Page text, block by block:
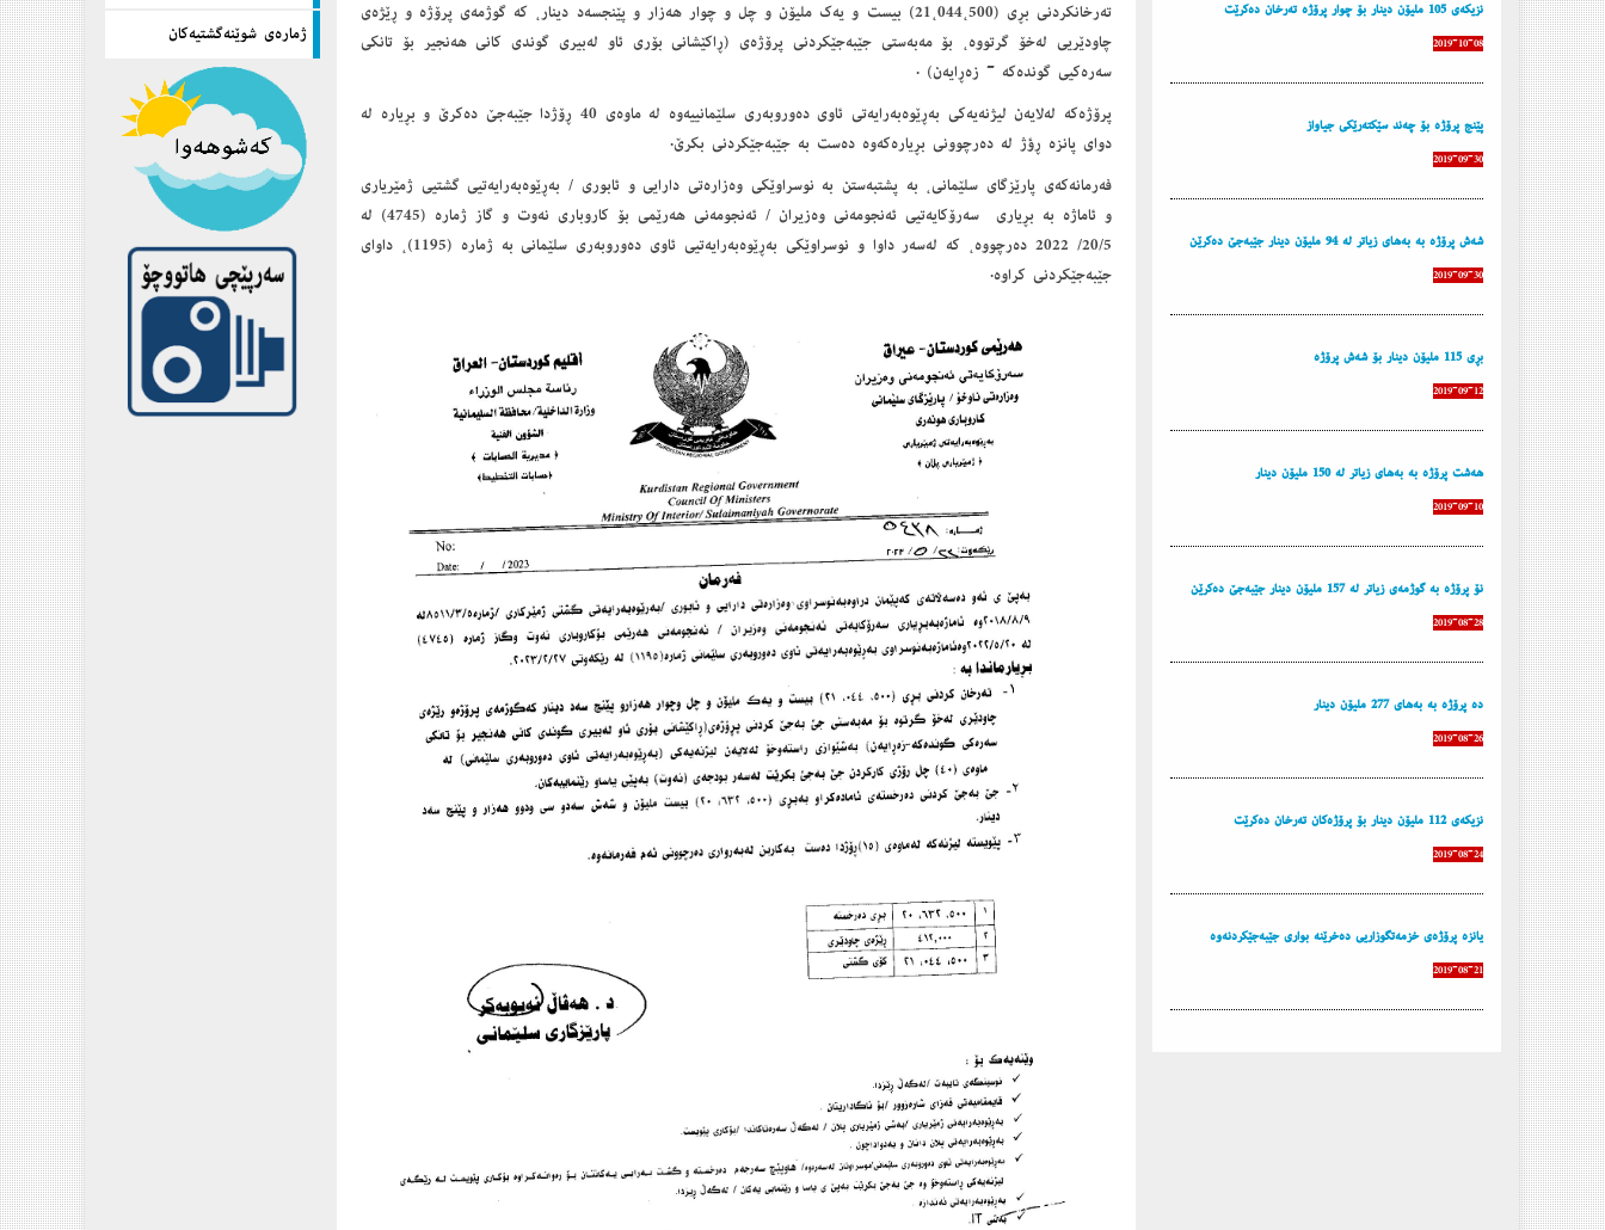
ژماره‌ی شوێنه‌گشتیه‌كان
ته‌رخانكردنی بڕی (21،044،500) بیست و یه‌ك ملیۆن و چل و چوار هه‌زار و پێنجسه‌د دینار، كه ‌‌گوژمه‌ی پرۆژه‌ و ڕێژەی
چاودێريی له‌خۆ گرتووه‌، بۆ مه‌به‌ستی جێبه‌جێكردنی پرۆژه‌ی (ڕاكێشانی بۆری ئاو له‌بیری گوندی كانی هه‌نجیر بۆ تانكی
سه‌ره‌كيی گونده‌كه‌ - زەڕایەن) .
پرۆژەکە له‌لایه‌ن لیژنه‌یه‌كی به‌ڕێوه‌به‌رایه‌تی ئاوی ده‌وروبه‌ری سلێمانییەوە له‌ ماوه‌ی 40 ڕۆژدا جێبه‌جێ ده‌كرێ و بڕیارە لە
دوای پانزه‌ ڕؤژ لە دەرچوونی بڕیارەکەوە ده‌ست به‌ جێبه‌جێكردنی بكرێ.
فەرمانەکەی پارێزگای سلێمانی، بە پشتبەستن بە نوسراوێکی وه‌زاره‌تی دارایی و ئابوری / به‌ڕێوه‌به‌رایه‌تیی گشتیی ژمێریاری
و ئاماژه‌ به‌ بڕیاری سه‌رۆكایه‌تیی ئه‌نجومه‌نی وه‌زیران / ئه‌نجومه‌نی هه‌رێمی بۆ كاروباری نه‌وت و گاز ژماره‌ (4745) له‌
20/5/ 2022 دەرچووە، کە لەسەر داوا و نوسراوێکی به‌ڕێوه‌به‌رایه‌تیی ئاوی ده‌وروبه‌ری سلێمانی بە ژماره‌ (1195)، داوای
جێبەجێکردنی کراوە.
نزیكەی 105 ملیۆن دینار بۆ چوار پرۆژە تەرخان دەكرێت
2019-10-08
پێنج پرۆژە بۆ چەند سێكتەرێكی جیاواز
2019-09-30
شەش پرۆژە بە بەهای زیاتر لە 94 ملیۆن دینار جێبەجێ دەكرێن
2019-09-30
بڕی 115 ملیۆن دینار بۆ شەش پرۆژە
2019-09-12
هەشت پرۆژە بە بەهای زیاتر لە 150 ملیۆن دینار
2019-09-10
نۆ پرۆژە بە گوژمەی زیاتر لە 157 ملیۆن دینار جێبەجێ دەكرێن
2019-08-28
دە پرۆژە بە بەهای 277 ملیۆن دینار
2019-08-26
نزیكەی 112 ملیۆن دینار بۆ پرۆژەكان تەرخان دەكرێت
2019-08-24
یانزە پرۆژەی خزمەتگوزاریی دەخرێنە بواری جێبەجێكردنەوە
2019-08-21